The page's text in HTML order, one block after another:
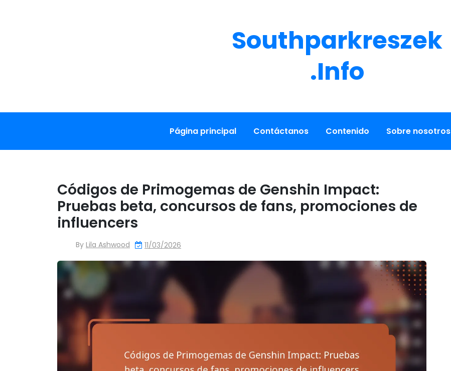
Southparkreszek
.info
Página principal Contáctanos Contenido Sobre nosotros
Códigos de Primogemas de Genshin Impact:
Pruebas beta, concursos de fans, promociones de
influencers
By Lila Ashwood 11/03/2026